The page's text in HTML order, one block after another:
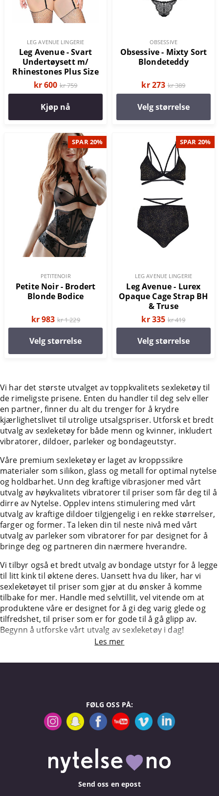
LEG AVENUE LINGERIE
Leg Avenue - Svart
Undertøysett m/
Rhinestones Plus Size
kr 600 kr 759
Kjøp nå
OBSESSIVE
Obsessive - Mixty Sort
Blondeteddy
kr 273 kr 389
Velg størrelse
SPAR 20%
PETITENOIR
Petite Noir - Brodert
Blonde Bodice
kr 983 kr 1 229
Velg størrelse
SPAR 20%
LEG AVENUE LINGERIE
Leg Avenue - Lurex
Opaque Cage Strap BH
& Truse
kr 335 kr 419
Velg størrelse
Vi har det største utvalget av toppkvalitets sexleketøy til
de rimeligste prisene. Enten du handler til deg selv eller
en partner, finner du alt du trenger for å krydre
kjærlighetslivet til utrolige utsalgspriser. Utforsk et bredt
utvalg av sexleketøy for både menn og kvinner, inkludert
vibratorer, dildoer, parleker og bondageutstyr.
Våre premium sexleketøy er laget av kroppssikre
materialer som silikon, glass og metall for optimal nytelse
og holdbarhet. Unn deg kraftige vibrasjoner med vårt
utvalg av høykvalitets vibratorer til priser som får deg til å
dirre av Nytelse. Opplev intens stimulering med vårt
utvalg av kraftige dildoer tilgjengelig i en rekke størrelser,
farger og former. Ta leken din til neste nivå med vårt
utvalg av parleker som vibratorer for par designet for å
bringe deg og partneren din nærmere hverandre.
Vi tilbyr også et bredt utvalg av bondage utstyr for å legge
til litt kink til øktene deres. Uansett hva du liker, har vi
sexleketøyet til priser som gjør at du ønsker å komme
tilbake for mer. Handle med selvtillit, vel vitende om at
produktene våre er designet for å gi deg varig glede og
tilfredshet, til priser som er for gode til å gå glipp av.
Begynn å utforske vårt utvalg av sexleketøy i dag!
Les mer
FØLG OSS PÅ:
Send oss en epost